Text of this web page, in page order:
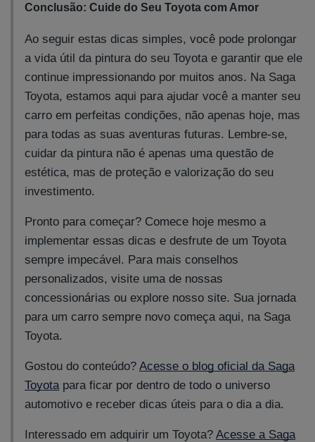
Conclusão: Cuide do Seu Toyota com Amor
Ao seguir estas dicas simples, você pode prolongar
a vida útil da pintura do seu Toyota e garantir que ele
continue impressionando por muitos anos. Na Saga
Toyota, estamos aqui para ajudar você a manter seu
carro em perfeitas condições, não apenas hoje, mas
para todas as suas aventuras futuras. Lembre-se,
cuidar da pintura não é apenas uma questão de
estética, mas de proteção e valorização do seu
investimento.
Pronto para começar? Comece hoje mesmo a
implementar essas dicas e desfrute de um Toyota
sempre impecável. Para mais conselhos
personalizados, visite uma de nossas
concessionárias ou explore nosso site. Sua jornada
para um carro sempre novo começa aqui, na Saga
Toyota.
Gostou do conteúdo? Acesse o blog oficial da Saga
Toyota para ficar por dentro de todo o universo
automotivo e receber dicas úteis para o dia a dia.
Interessado em adquirir um Toyota? Acesse a Saga